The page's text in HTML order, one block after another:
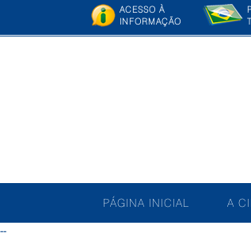
ACESSO À
INFORMAÇÃO
PÁGINA INICIAL A